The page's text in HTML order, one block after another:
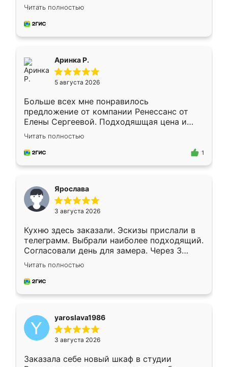
Замерщик приехал в субботу, подошёл к
делу со всей ответственностью. Собрали
за день, ребята работали аккуратно, даже
Читать полностью
Аринка Р.
5 августа 2026
Больше всех мне понравилось
предложение от компании Ренессанс от
Елены Сергеевой. Подходяшщая цена и
короткие сроки изготовления. Приехавший
для замера сотрудник Владислав
предложил по моему эскизу самый
Читать полностью
1
Ярослава
3 августа 2026
Кухню здесь заказали. Эскизы прислали в
телеграмм. Выбрали наиболее подходящий.
Согласовали день для замера. Через 3
недели кухня была уже готова. Остались
довольны работой. Спасибо Ренессанс
мебель за качественную работу!
Читать полностью
yaroslava1986
3 августа 2026
Заказала себе новый шкаф в студии